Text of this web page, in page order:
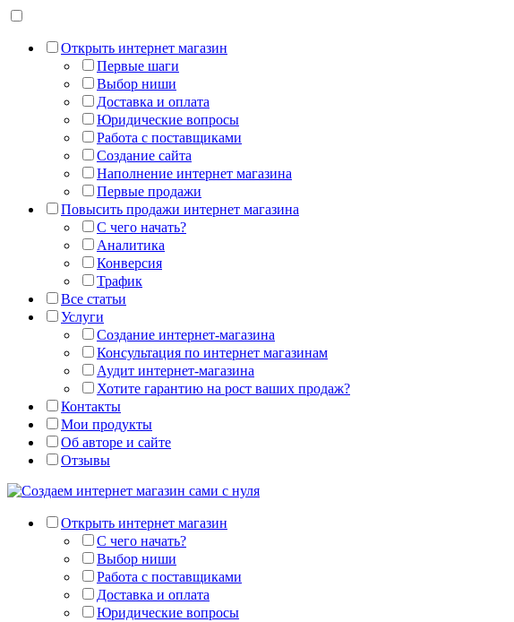
Открыть интернет магазин
Первые шаги
Выбор ниши
Доставка и оплата
Юридические вопросы
Работа с поставщиками
Создание сайта
Наполнение интернет магазина
Первые продажи
Повысить продажи интернет магазина
С чего начать?
Аналитика
Конверсия
Трафик
Все статьи
Услуги
Создание интернет-магазина
Консультация по интернет магазинам
Аудит интернет-магазина
Хотите гарантию на рост ваших продаж?
Контакты
Мои продукты
Об авторе и сайте
Отзывы
Открыть интернет магазин
С чего начать?
Выбор ниши
Работа с поставщиками
Доставка и оплата
Юридические вопросы